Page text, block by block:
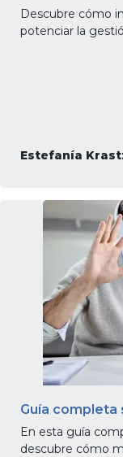
Descubre cómo
potenciar la
Estefanía
Guía completa
En esta guía
descubre cómo